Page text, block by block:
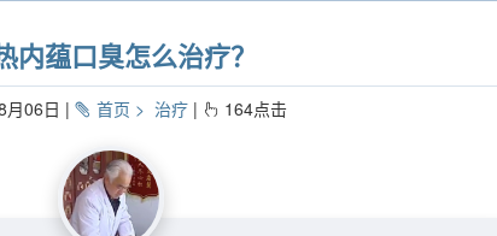
内蕴口臭怎么治疗？
月06日 首页 治疗 164点击